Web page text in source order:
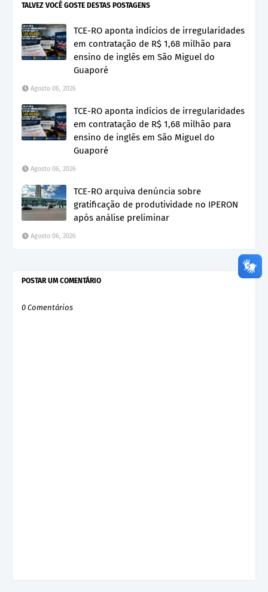
TALVEZ VOCÊ GOSTE DESTAS POSTAGENS
TCE-RO aponta indícios de irregularidades
em contratação de R$ 1,68 milhão para
ensino de inglês em São Miguel do
Guaporé
Agosto 06, 2026
TCE-RO aponta indícios de irregularidades
em contratação de R$ 1,68 milhão para
ensino de inglês em São Miguel do
Guaporé
Agosto 06, 2026
TCE-RO arquiva denúncia sobre
gratificação de produtividade no IPERON
após análise preliminar
Agosto 06, 2026
POSTAR UM COMENTÁRIO
0 Comentários